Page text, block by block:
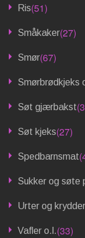
Ris(51)
Småkaker(27)
Smør(67)
Smørbrødkjeks
Søt gjærbakst
Søt kjeks(27)
Spedbarnsmat
Sukker og søte
Urter og krydder
Vafler o.l.(33)